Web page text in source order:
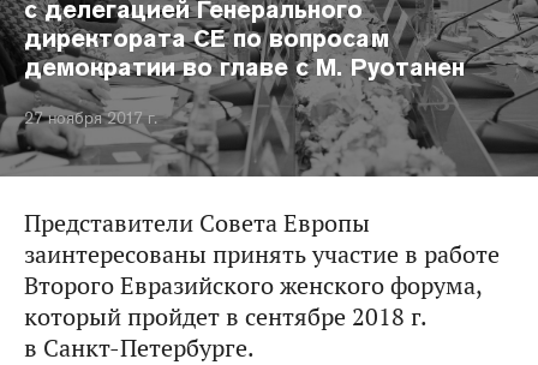
с делегацией Генерального
директората СЕ по вопросам
демократии во главе с М. Руотанен
27 ноября 2017 г.
Представители Совета Европы
заинтересованы принять участие в работе
Второго Евразийского женского форума,
который пройдет в сентябре 2018 г.
в Санкт-Петербурге.